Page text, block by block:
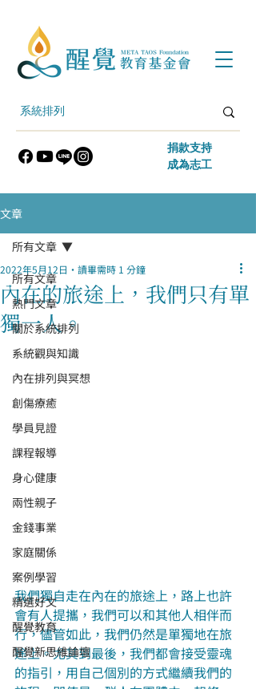
​捐款支持
​成為志工
文章
所有文章
熱門文章
關於系統排列
系統觀與知識
內在排列與冥想
創傷療癒
學員見證
課程報導
身心健康
兩性親子
金錢事業
家庭關係
案例學習
精選好文
醒覺教育
醒覺新思維論壇
所有文章
內在的旅途上，我們只有單
獨一人。
2022年5月12日 讀畢需時 1 分鐘
我們獨自走在內在的旅途上，路上也許
會有人提攜，我們可以和其他人相伴而
行，儘管如此，我們仍然是單獨地在旅
途上。尤其到最後，我們都會接受靈魂
的指引，用自己個別的方式繼續我們的